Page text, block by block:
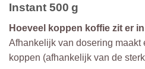
Instant 500 g
Hoeveel koppen koffie zit er
Afhankelijk van dosering maakt
koppen (afhankelijk van de